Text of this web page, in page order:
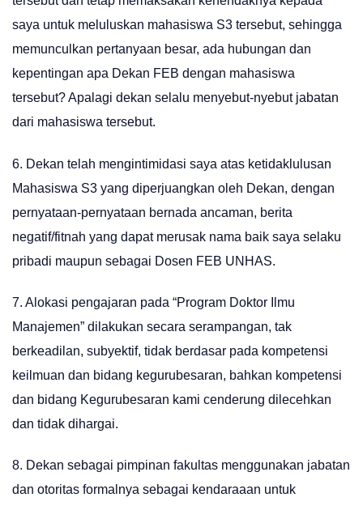
saya untuk meluluskan mahasiswa S3 tersebut, sehingga
memunculkan pertanyaan besar, ada hubungan dan
kepentingan apa Dekan FEB dengan mahasiswa
tersebut? Apalagi dekan selalu menyebut-nyebut jabatan
dari mahasiswa tersebut.
6. Dekan telah mengintimidasi saya atas ketidaklulusan
Mahasiswa S3 yang diperjuangkan oleh Dekan, dengan
pernyataan-pernyataan bernada ancaman, berita
negatif/fitnah yang dapat merusak nama baik saya selaku
pribadi maupun sebagai Dosen FEB UNHAS.
7. Alokasi pengajaran pada “Program Doktor Ilmu
Manajemen” dilakukan secara serampangan, tak
berkeadilan, subyektif, tidak berdasar pada kompetensi
keilmuan dan bidang kegurubesaran, bahkan kompetensi
dan bidang Kegurubesaran kami cenderung dilecehkan
dan tidak dihargai.
8. Dekan sebagai pimpinan fakultas menggunakan jabatan
dan otoritas formalnya sebagai kendaraaan untuk